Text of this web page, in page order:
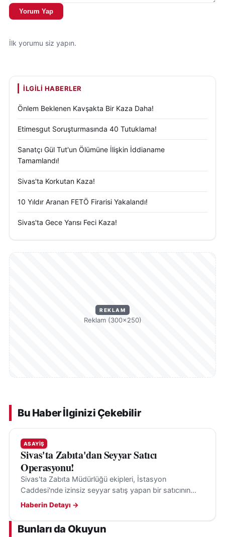
Yorum Yap
İlk yorumu siz yapın.
İLGILI HABERLER
Önlem Beklenen Kavşakta Bir Kaza Daha!
Etimesgut Soruşturmasında 40 Tutuklama!
Sanatçı Gül Tut'un Ölümüne İlişkin İddianame
Tamamlandı!
Sivas'ta Korkutan Kaza!
10 Yıldır Aranan FETÖ Firarisi Yakalandı!
Sivas'ta Gece Yarısı Feci Kaza!
REKLAM
Reklam (300×250)
Bu Haber İlginizi Çekebilir
ASAYIŞ
Sivas'ta Zabıta'dan Seyyar Satıcı
Operasyonu!
Sivas'ta Zabıta Müdürlüğü ekipleri, İstasyon
Caddesi'nde izinsiz seyyar satış yapan bir satıcının
tezgâhını kaldırarak denetimlerini sürdürüyor.
Haberin Detayı →
Bunları da Okuyun